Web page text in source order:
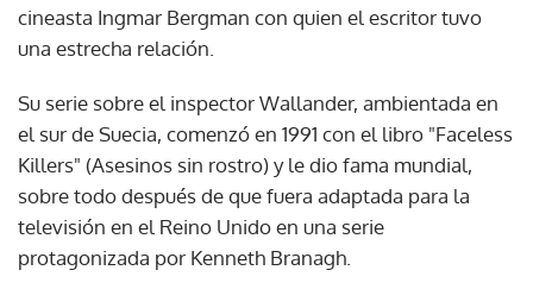
cineasta Ingmar Bergman con quien el escritor tuvo
una estrecha relación.
Su serie sobre el inspector Wallander, ambientada en
el sur de Suecia, comenzó en 1991 con el libro "Faceless
Killers" (Asesinos sin rostro) y le dio fama mundial,
sobre todo después de que fuera adaptada para la
televisión en el Reino Unido en una serie
protagonizada por Kenneth Branagh.